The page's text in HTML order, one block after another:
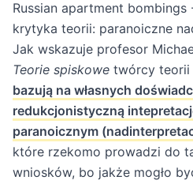
Russian apartment bombings
krytyka teorii: paranoiczne
Jak wskazuje profesor
Teorie spiskowe twórcy teorii
bazują na własnych
redukcjonistyczną
paranoicznym
które rzekomo prowadzi do
wniosków, bo jakże mogło